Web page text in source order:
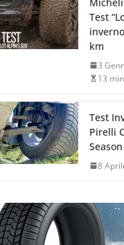
Test
km
3
13
Test
Pirelli
Season
8